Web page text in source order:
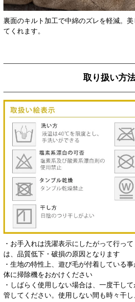
裏面のキルト加工で中綿のズレを軽減。
てくれます。
取り扱い方
・お手入れは洗濯表示にしたがって行っ
は、品質低下・破損の原因となります
・生地の特性上、遊び毛が付着している
体に掃除機をおかけください
・しばらく使用しない場合は、一度干し
管してください。使用しない間も時々干